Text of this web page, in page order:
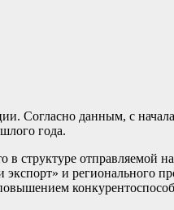
Согласно данным, с
года.
структуре отправляемой
и регионального